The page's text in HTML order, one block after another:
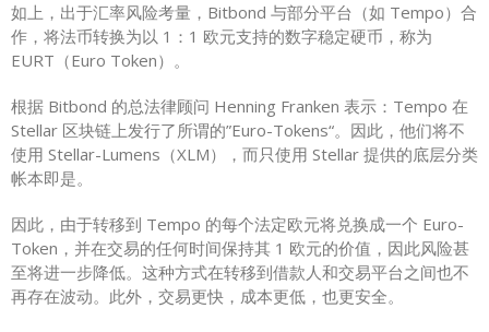
如上，出于汇率风险考量，Bitbond 与部分平台（如 Tempo）合
作，将法币转换为以 1：1 欧元支持的数字稳定硬币，称为
EURT（Euro Token）。
根据 Bitbond 的总法律顾问 Henning Franken 表示：Tempo 在
Stellar 区块链上发行了所谓的”Euro-Tokens“。因此，他们将不
使用 Stellar-Lumens（XLM），而只使用 Stellar 提供的底层分类
帐本即是。
因此，由于转移到 Tempo 的每个法定欧元将兑换成一个 Euro-
Token，并在交易的任何时间保持其 1 欧元的价值，因此风险甚
至将进一步降低。这种方式在转移到借款人和交易平台之间也不
再存在波动。此外，交易更快，成本更低，也更安全。